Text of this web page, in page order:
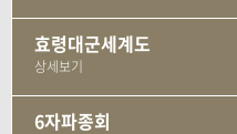
효령대군세계도
상세보기
6자파종회